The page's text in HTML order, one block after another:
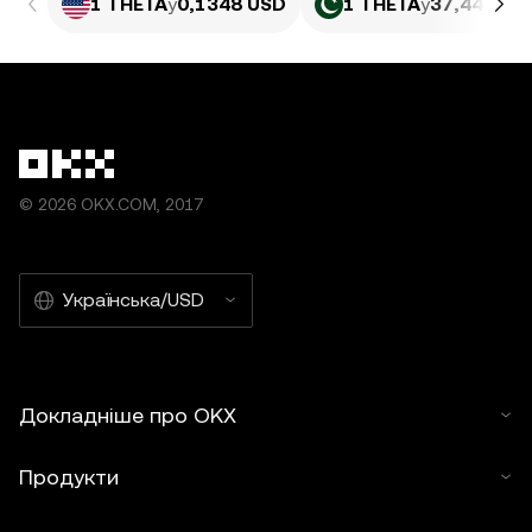
© 2026 OKX.COM, 2017
Українська/USD
Докладніше про OKX
Продукти